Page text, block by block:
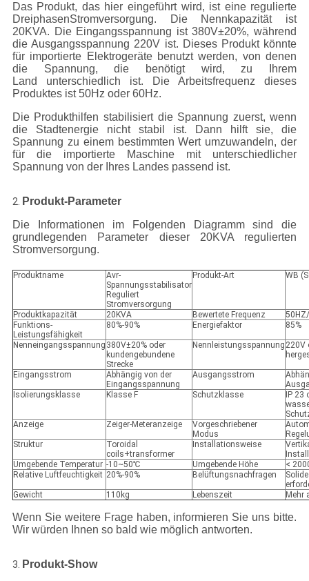
Das Produkt, das hier eingeführt wird, ist eine regulierte
DreiphasenStromversorgung. Die Nennkapazität ist
20KVA. Die Eingangsspannung ist 380V±20%, während
die Ausgangsspannung 220V ist. Dieses Produkt könnte
für importierte Elektrogeräte benutzt werden, von denen
die Spannung, die benötigt wird, zu Ihrem
Land unterschiedlich ist. Die Arbeitsfrequenz dieses
Produktes ist 50Hz oder 60Hz.
Die Produkthilfen stabilisiert die Spannung zuerst, wenn
die Stadtenergie nicht stabil ist. Dann hilft sie, die
Spannung zu einem bestimmten Wert umzuwandeln, der
für die importierte Maschine mit unterschiedlicher
Spannung von der Ihres Landes passend ist.
2. Produkt-Parameter
Die Informationen im Folgenden Diagramm sind die
grundlegenden Parameter dieser 20KVA regulierten
Stromversorgung.
Produktname
Avr-
Spannungsstabilisator
Reguliert
Stromversorgung
Produkt-Art WB
Produktkapazität 20KVA Bewertete Frequenz
Funktions-
Leistungsfähigkeit
80%-90% Energiefaktor 85%
Nenneingangsspannung 380V±20% oder
kundengebundene
Strecke
Nennleistungsspannung 220V
Eingangsstrom
Abhängig von der
Eingangsspannung
Ausgangsstrom
Isolierungsklasse
Klasse F Schutzklasse
IP 23
Anzeige
Zeiger-Meteranzeige
Vorgeschriebener
Modus
Struktur
Toroidal
coils+transformer
Installationsweise
Umgebende Temperatur -10~50℃ Umgebende Höhe
<
Relative Luftfeuchtigkeit 20%-90% Belüftungsnachfragen
Gewicht
110kg Lebenszeit Mehr
Wenn Sie weitere Frage haben, informieren Sie uns bitte.
Wir würden Ihnen so bald wie möglich antworten.
3. Produkt-Show